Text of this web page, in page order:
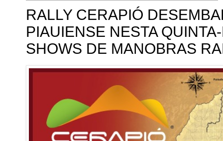
RALLY CERAPIÓ
PIAUIENSE NESTA
SHOWS DE MANOBRAS